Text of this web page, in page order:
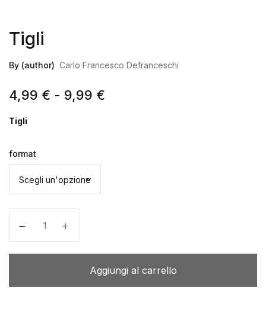
Tigli
By (author) Carlo Francesco Defranceschi
4,99 € - 9,99 €
Tigli
format
Aggiungi al carrello